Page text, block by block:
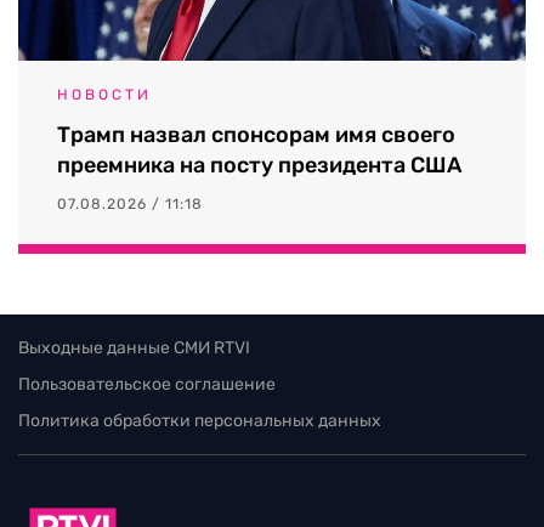
НОВОСТИ
Трамп назвал спонсорам имя своего
преемника на посту президента США
07.08.2026 / 11:18
Выходные данные СМИ RTVI
Пользовательское соглашение
Политика обработки персональных данных